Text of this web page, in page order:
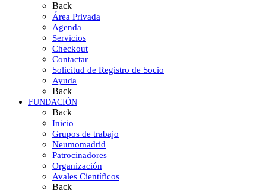
Back
Área Privada
Agenda
Servicios
Checkout
Contactar
Solicitud de Registro de Socio
Ayuda
Back
FUNDACIÓN
Back
Inicio
Grupos de trabajo
Neumomadrid
Patrocinadores
Organización
Avales Científicos
Back